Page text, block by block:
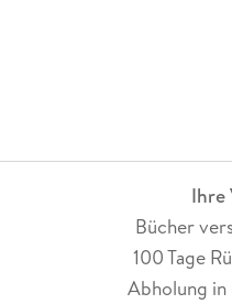
Ihre
Bücher
100 Tage
Abholung in